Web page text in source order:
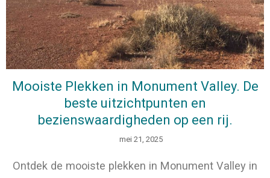
Mooiste Plekken in Monument Valley. De
beste uitzichtpunten en
bezienswaardigheden op een rij.
mei 21, 2025
Ontdek de mooiste plekken in Monument Valley in